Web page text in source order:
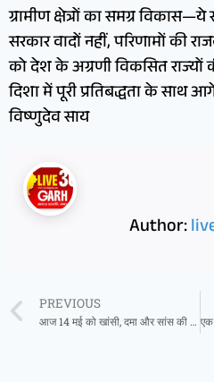
ग्रामीण क्षेत्रों का समग्र
सरकार वादों नहीं, परिणामों की
को देश के अग्रणी विकसित राज्यों
दिशा में पूरी प्रतिबद्धता के साथ
विष्णुदेव साय
Author:
PREVIOUS
आज 14 मई को खांसी, दमा और सांस की हर समस्याओं का जांच एवं परामर्श अग्रवाल डेंटल & पॉलीक्लिनिक सरायपाली में